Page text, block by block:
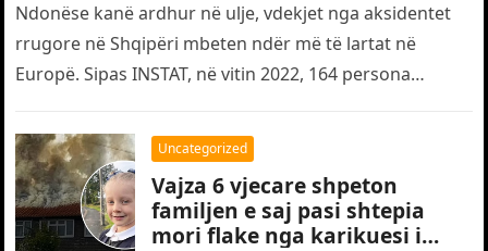
Ndonëse kanë ardhur në ulje, vdekjet nga aksidentet
rrugore në Shqipëri mbeten ndër më të lartat në
Europë. Sipas INSTAT, në vitin 2022, 164 persona
Uncategorized
Vajza 6 vjecare shpeton
familjen e saj pasi shtepia
mori flake nga karikuesi i